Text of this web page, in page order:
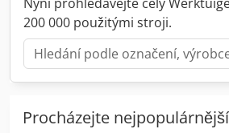
200 000 použitými stroji.
Procházejte